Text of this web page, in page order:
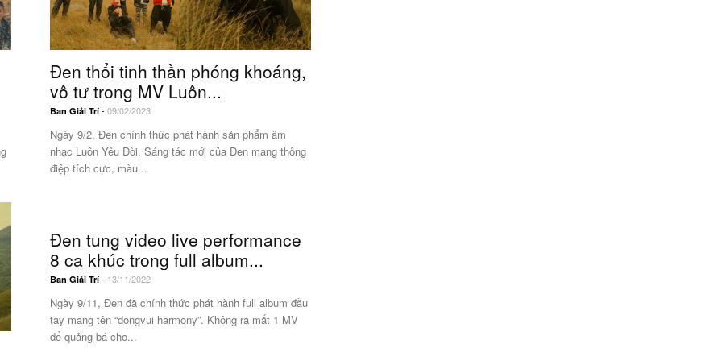
Đen thổi tinh thần phóng khoáng,
vô tư trong MV Luôn...
Ban Giải Trí - 09/02/2023
Ngày 9/2, Đen chính thức phát hành sản phẩm âm
nhạc Luôn Yêu Đời. Sáng tác mới của Đen mang thông
điệp tích cực, màu...
Đen tung video live performance
8 ca khúc trong full album...
Ban Giải Trí - 13/11/2022
Ngày 9/11, Đen đã chính thức phát hành full album đầu
tay mang tên “dongvui harmony”. Không ra mắt 1 MV
để quảng bá cho...